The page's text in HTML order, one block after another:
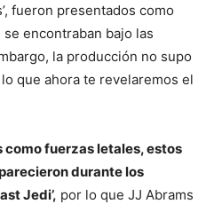
fueron presentados como
encontraban bajo las
la producción no supo
que ahora te revelaremos el
fuerzas letales, estos
durante los
Jedi’, por lo que JJ Abrams